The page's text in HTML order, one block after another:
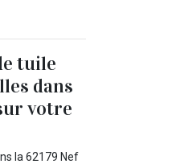
tuile
dans
votre
la 62179 Nef